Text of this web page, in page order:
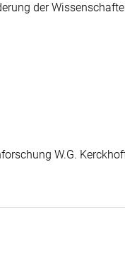
der
W.G.